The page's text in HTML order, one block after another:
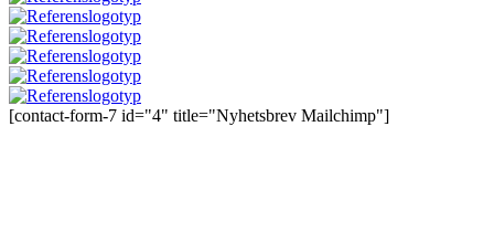
[contact-form-7 id="4" title="Nyhetsbrev Mailchimp"]